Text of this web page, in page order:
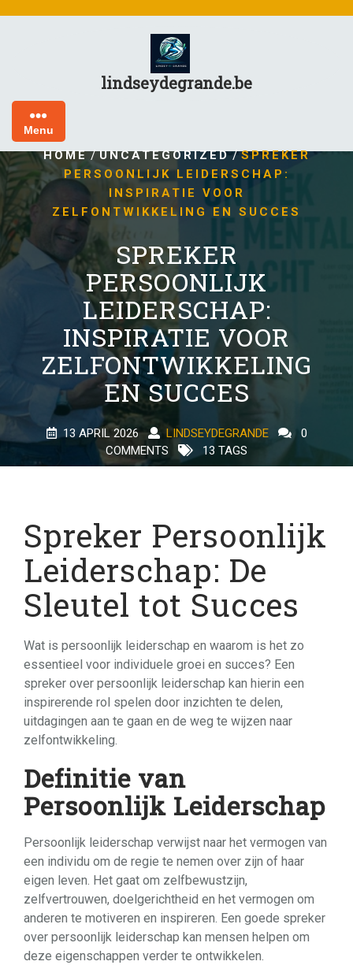
lindseydegrande.be
Menu
HOME/UNCATEGORIZED/SPREKER
PERSOONLIJK LEIDERSCHAP:
INSPIRATIE VOOR
ZELFONTWIKKELING EN SUCCES
SPREKER
PERSOONLIJK
LEIDERSCHAP:
INSPIRATIE VOOR
ZELFONTWIKKELING
EN SUCCES
13 APRIL 2026 LINDSEYDEGRANDE
0
COMMENTS
13 TAGS
Spreker Persoonlijk
Leiderschap: De
Sleutel tot Succes
Wat is persoonlijk leiderschap en waarom is het zo
essentieel voor individuele groei en succes? Een
spreker over persoonlijk leiderschap kan hierin een
inspirerende rol spelen door inzichten te delen,
uitdagingen aan te gaan en de weg te wijzen naar
zelfontwikkeling.
Definitie van
Persoonlijk Leiderschap
Persoonlijk leiderschap verwijst naar het vermogen van
een individu om de regie te nemen over zijn of haar
eigen leven. Het gaat om zelfbewustzijn,
zelfvertrouwen, doelgerichtheid en het vermogen om
anderen te motiveren en inspireren. Een goede spreker
over persoonlijk leiderschap kan mensen helpen om
deze eigenschappen verder te ontwikkelen.